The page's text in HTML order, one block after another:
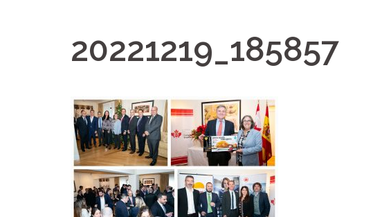
20221219_185857